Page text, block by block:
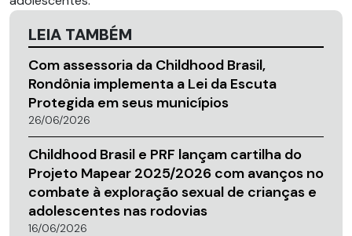
LEIA TAMBÉM
Com assessoria da Childhood Brasil,
Rondônia implementa a Lei da Escuta
Protegida em seus municípios
26/06/2026
Childhood Brasil e PRF lançam cartilha do
Projeto Mapear 2025/2026 com avanços no
combate à exploração sexual de crianças e
adolescentes nas rodovias
16/06/2026